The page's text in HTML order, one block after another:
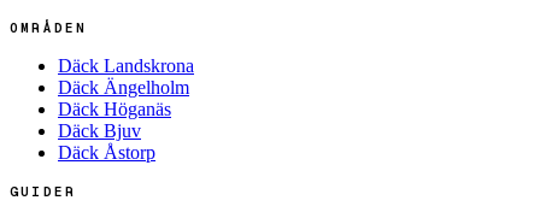
OMRÅDEN
Däck Landskrona
Däck Ängelholm
Däck Höganäs
Däck Bjuv
Däck Åstorp
GUIDER